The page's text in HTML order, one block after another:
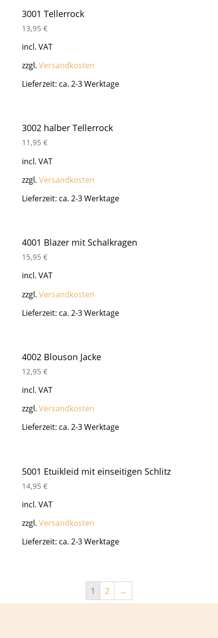
3001 Tellerrock
13,95 €
incl. VAT
zzgl. Versandkosten
Lieferzeit: ca. 2-3 Werktage
3002 halber Tellerrock
11,95 €
incl. VAT
zzgl. Versandkosten
Lieferzeit: ca. 2-3 Werktage
4001 Blazer mit Schalkragen
15,95 €
incl. VAT
zzgl. Versandkosten
Lieferzeit: ca. 2-3 Werktage
4002 Blouson Jacke
12,95 €
incl. VAT
zzgl. Versandkosten
Lieferzeit: ca. 2-3 Werktage
5001 Etuikleid mit einseitigen Schlitz
14,95 €
incl. VAT
zzgl. Versandkosten
Lieferzeit: ca. 2-3 Werktage
1 2 →